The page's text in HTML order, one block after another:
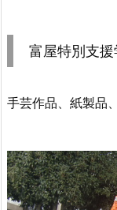
富屋特別支援
手芸作品、紙製品